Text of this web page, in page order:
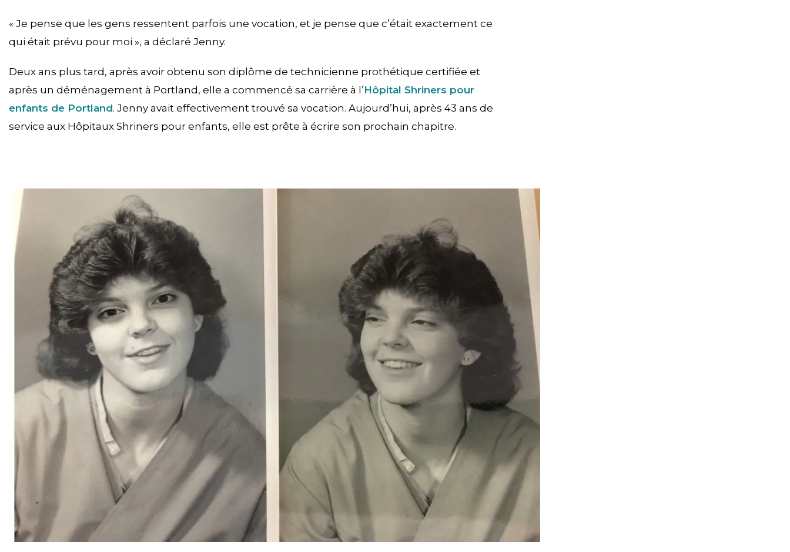
« Je pense que les gens ressentent parfois une vocation, et je pense que c’était exactement ce
qui était prévu pour moi », a déclaré Jenny.
Deux ans plus tard, après avoir obtenu son diplôme de technicienne prothétique certifiée et
après un déménagement à Portland, elle a commencé sa carrière à l’Hôpital Shriners pour
enfants de Portland. Jenny avait effectivement trouvé sa vocation. Aujourd’hui, après 43 ans de
service aux Hôpitaux Shriners pour enfants, elle est prête à écrire son prochain chapitre.